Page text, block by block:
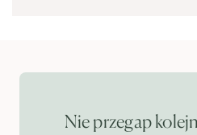
Nie przegap